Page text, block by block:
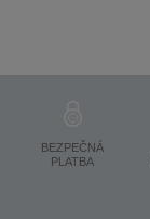
BEZPEČNÁ
PLATBA